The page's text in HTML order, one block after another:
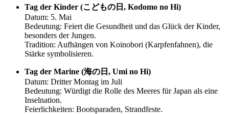
Tag der Kinder (こどもの日, Kodomo no Hi)
Datum: 5. Mai
Bedeutung: Feiert die Gesundheit und das Glück der Kinder,
besonders der Jungen.
Tradition: Aufhängen von Koinobori (Karpfenfahnen), die
Stärke symbolisieren.
Tag der Marine (海の日, Umi no Hi)
Datum: Dritter Montag im Juli
Bedeutung: Würdigt die Rolle des Meeres für Japan als eine
Inselnation.
Feierlichkeiten: Bootsparaden, Strandfeste.